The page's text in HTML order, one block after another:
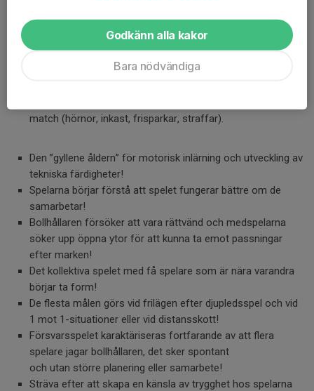
ovan att önska.
Alla spelar 2 av 3 perioder.
Låt spelarna turas om att starta matcher.
Låt spelarna prova olika positioner.
match (hörnor, inkast, frisparkar, straffar).
Den ”gyllene åldern” för motorisk inlärning och utveckling av
tekniska färdigheter!
Spelarna börjar förstå att spelet fungerar bättre om de
samarbetar!
Bollhållaren försöker att vara rättvänd och medspelarna
söker upp öppna ytor för att kunna ta emot passningar
efter marken!
Det kollektiva spelet med få spelare som är nära varandra
börjar ta form!
De flesta målen görs vid frilägen efter djupledsspel och vid
1 mot 1-situationer eller vid distansskott!
Försvarsspelet karaktäriseras fortfarande av att flera
spelare jagar bollhållaren, det sker spontant
och utan större planering eller samarbete!
Sträva efter att skapa en känsla av trygghet hos spelarna
Godkänn alla kakor
Bara nödvändiga